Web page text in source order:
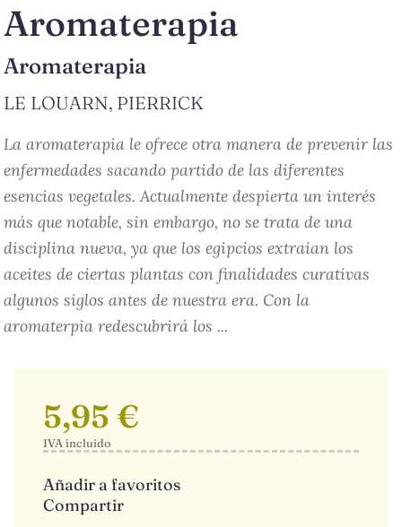
Aromaterapia
Aromaterapia
LE LOUARN, PIERRICK
La aromaterapia le ofrece otra manera de prevenir las
enfermedades sacando partido de las diferentes
esencias vegetales. Actualmente despierta un interés
más que notable, sin embargo, no se trata de una
disciplina nueva, ya que los egipcios extraían los
aceites de ciertas plantas con finalidades curativas
algunos siglos antes de nuestra era. Con la
aromaterpia redescubrirá los ...
5,95 €
IVA incluido
Añadir a favoritos
Compartir